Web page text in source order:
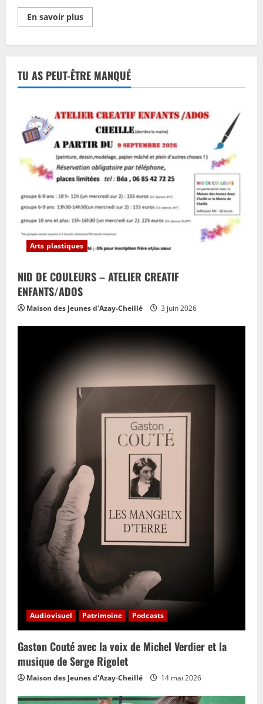
En savoir plusEn
savoir
noël
de
monsieur
TU AS PEUT-ÊTRE MANQUÉ
Arts plastiques
NID DE COULEURS – ATELIER CREATIF
ENFANTS/ADOS
Maison des Jeunes d'Azay-Cheillé 3 juin 2026
Audiovisuel Patrimoine Podcasts
Gaston Couté avec la voix de Michel Verdier et la
musique de Serge Rigolet
Maison des Jeunes d'Azay-Cheillé 14 mai 2026